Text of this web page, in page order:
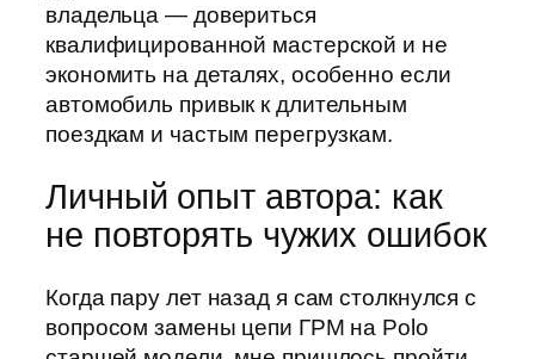
владельца — довериться
квалифицированной мастерской и не
экономить на деталях, особенно если
автомобиль привык к длительным
поездкам и частым перегрузкам.
Личный опыт автора: как
не повторять чужих ошибок
Когда пару лет назад я сам столкнулся с
вопросом замены цепи ГРМ на Polo